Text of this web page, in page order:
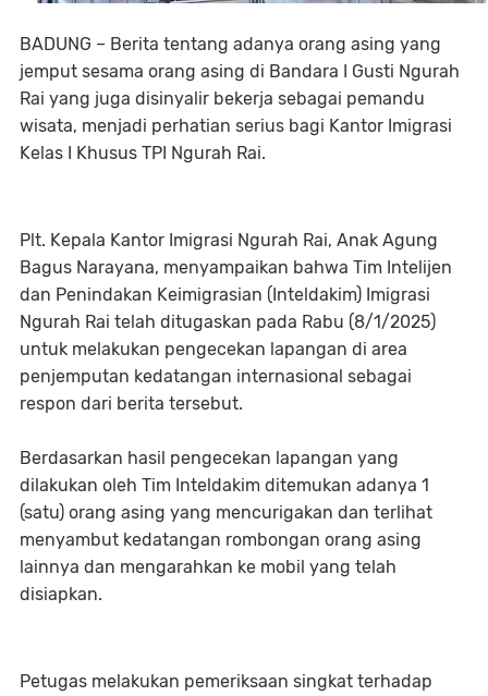
BADUNG – Berita tentang adanya orang asing yang
jemput sesama orang asing di Bandara I Gusti Ngurah
Rai yang juga disinyalir bekerja sebagai pemandu
wisata, menjadi perhatian serius bagi Kantor Imigrasi
Kelas I Khusus TPI Ngurah Rai.
Plt. Kepala Kantor Imigrasi Ngurah Rai, Anak Agung
Bagus Narayana, menyampaikan bahwa Tim Intelijen
dan Penindakan Keimigrasian (Inteldakim) Imigrasi
Ngurah Rai telah ditugaskan pada Rabu (8/1/2025)
untuk melakukan pengecekan lapangan di area
penjemputan kedatangan internasional sebagai
respon dari berita tersebut.
Berdasarkan hasil pengecekan lapangan yang
dilakukan oleh Tim Inteldakim ditemukan adanya 1
(satu) orang asing yang mencurigakan dan terlihat
menyambut kedatangan rombongan orang asing
lainnya dan mengarahkan ke mobil yang telah
disiapkan.
Petugas melakukan pemeriksaan singkat terhadap